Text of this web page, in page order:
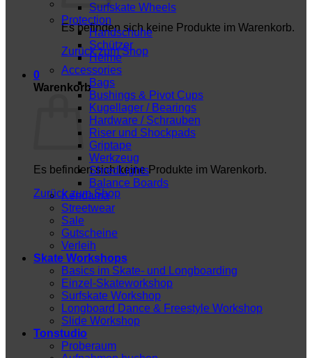
Es befinden sich keine Produkte im Warenkorb.
Zurück zum Shop
0
Warenkorb
Es befinden sich keine Produkte im Warenkorb.
Zurück zum Shop
Surfskate Wheels
Protection
Handschuhe
Schützer
Helme
Accessories
Bags
Bushings & Pivot Cups
Kugellager / Bearings
Hardware / Schrauben
Riser und Shockpads
Griptape
Werkzeug
ShredLights
Balance Boards
Kendama
Streetwear
Sale
Gutscheine
Verleih
Skate Workshops
Basics im Skate- und Longboarding
Einzel-Skateworkshop
Surfskate Workshop
Longboard Dance & Freestyle Workshop
Slide Workshop
Tonstudio
Proberaum